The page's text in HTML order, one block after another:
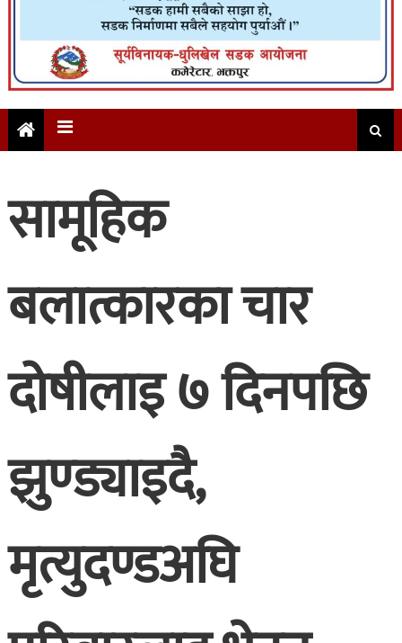
सामूहिक
बलात्कारका चार
दोषीलाइ ७ दिनपछि
झुण्ड्याइदै,
मृत्युदण्डअघि